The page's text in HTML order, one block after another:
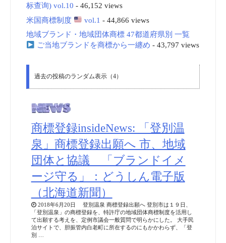
标查询) vol.10 - 46,152 views
米国商標制度
vol.1 - 44,866 views
地域ブランド・地域団体商標 47都道府県別 一覧
ご当地ブランドを商標から一纏め - 43,797 views
過去の投稿のランダム表示（4）
商標登録insideNews: 「登別温
泉」商標登録出願へ 市、地域
団体と協議 「ブランドイメ
ージ守る」：どうしん電子版
（北海道新聞）
2018年6月20日 登別温泉 商標登録出願へ 登別市は１９日、
「登別温泉」の商標登録を、特許庁の地域団体商標制度を活用し
て出願する考えを、定例市議会一般質問で明らかにした。 大手民
泊サイトで、胆振管内白老町に所在するのにもかかわらず、「登
別 …